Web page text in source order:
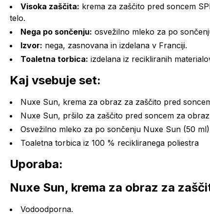
Visoka zaščita: krema za zaščito pred soncem
telo.
Nega po sončenju: osvežilno mleko za po
Izvor: nega, zasnovana in izdelana v Franciji.
Toaletna torbica: izdelana iz recikliranih
Kaj vsebuje set:
Nuxe Sun, krema za obraz za zaščito pred
Nuxe Sun, pršilo za zaščito pred soncem za
Osvežilno mleko za po sončenju Nuxe Sun (50 ml)
Toaletna torbica iz 100 % recikliranega poliestra
Uporaba:
Nuxe Sun, krema za obraz za
Vodoodporna.